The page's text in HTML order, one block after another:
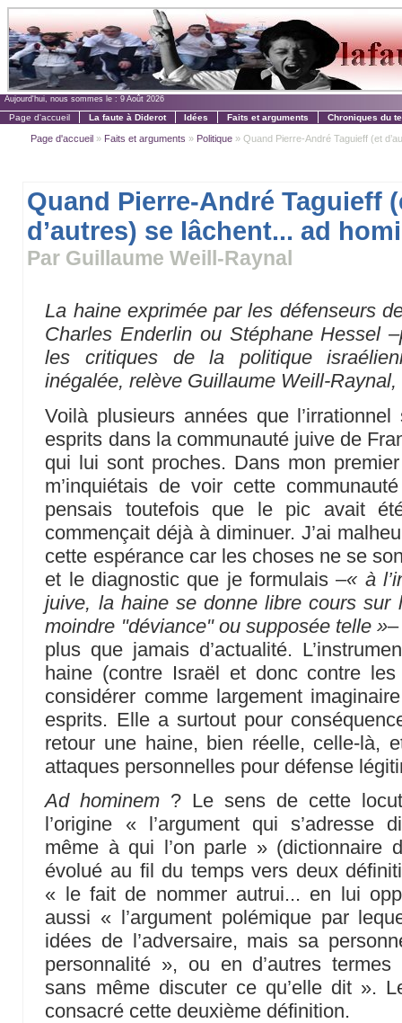
Aujourd'hui, nous sommes le : 9 Août 2026
Page d'accueil La faute à Diderot Idées Faits et arguments Chroniques du
Page d'accueil » Faits et arguments » Politique » Quand Pierre-André Taguieff (et
Quand Pierre-André Taguieff
d’autres) se lâchent... ad
Par Guillaume Weill-Raynal
La haine exprimée par les défenseurs
Charles Enderlin ou Stéphane Hessel
les critiques de la politique
inégalée, relève Guillaume Weill-
Voilà plusieurs années que
esprits dans la communauté juive de
qui lui sont proches. Dans mon
m’inquiétais de voir cette
pensais toutefois que le pic avait
commençait déjà à diminuer. J’ai
cette espérance car les choses ne se
et le diagnostic que je formulais –« à
juive, la haine se donne libre cours sur
moindre "déviance" ou supposée telle »
plus que jamais d’actualité.
haine (contre Israël et donc contre
considérer comme largement
esprits. Elle a surtout pour
retour une haine, bien réelle, celle-là,
attaques personnelles pour défense
Ad hominem ? Le sens de cette
l’origine « l’argument qui s’adresse
même à qui l’on parle » (dictionnaire
évolué au fil du temps vers deux
« le fait de nommer autrui... en lui
aussi « l’argument polémique par
idées de l’adversaire, mais sa
personnalité », ou en d’autres
sans même discuter ce qu’elle dit ».
consacré cette deuxième définition.